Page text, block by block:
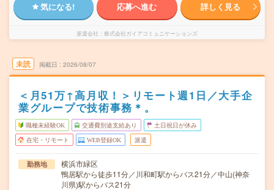
気になる! 応募へ進む 詳しく見る
派遣会社 株式会社ガイアコミュニケーションズ
未読 掲載日 2026/08/07
＜月51万↑高月収！＞リモート週1日／大手企
業グループで技術事務＊。
職種未経験OK 交通費別途支給あり 土日祝日が休み
在宅・リモート WEB登録OK 派遣
勤務地
横浜市緑区
鴨居駅から徒歩11分／川和町駅からバス21分／中山(神奈
川県)駅からバス21分